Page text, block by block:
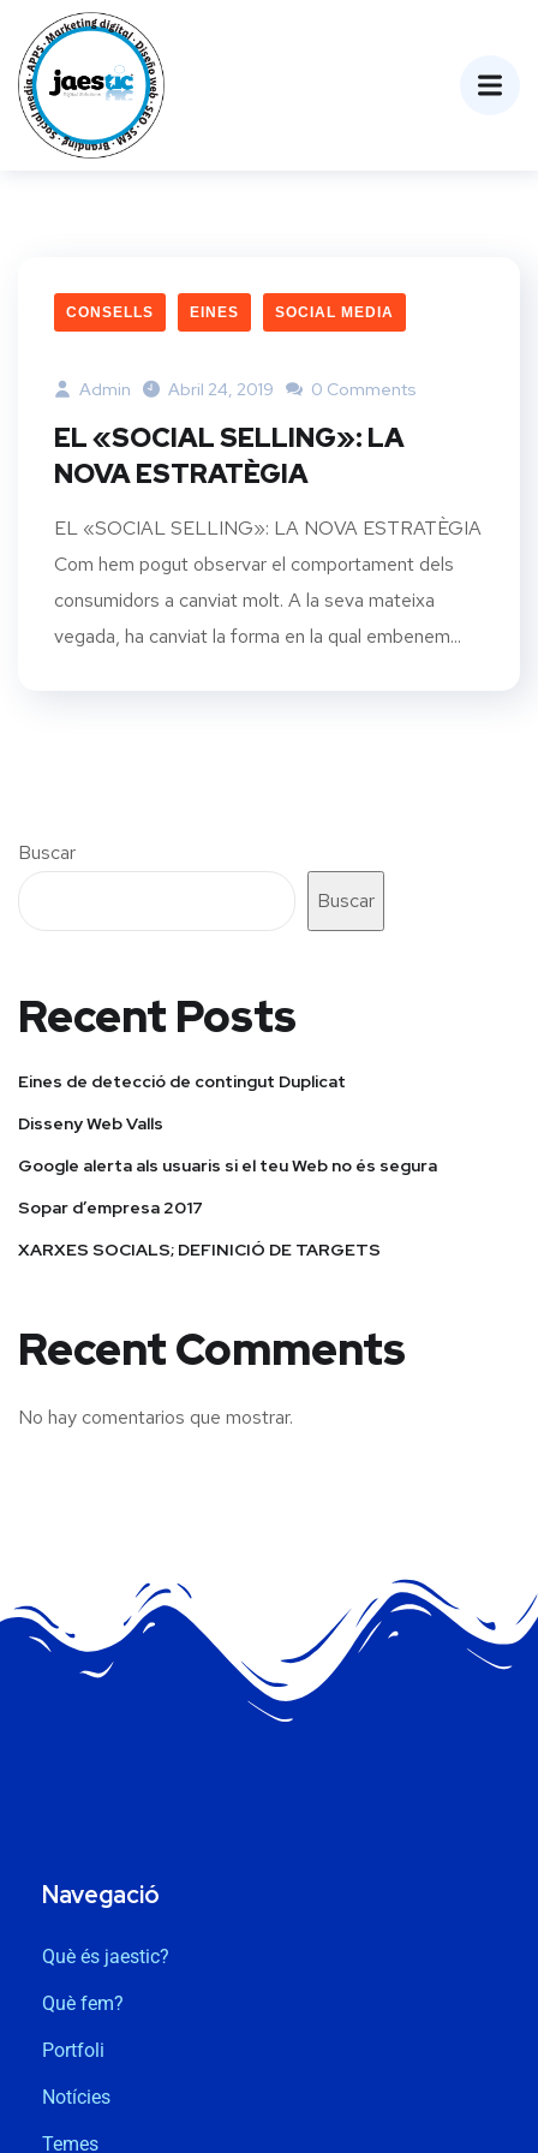
CONSELLS EINES SOCIAL MEDIA
Admin Abril 24, 2019 0 Comments
EL «SOCIAL SELLING»: LA
NOVA ESTRATÈGIA
EL «SOCIAL SELLING»: LA NOVA ESTRATÈGIA
Com hem pogut observar el comportament dels
consumidors a canviat molt. A la seva mateixa
vegada, ha canviat la forma en la qual embenem...
Buscar
Buscar
Recent Posts
Eines de detecció de contingut Duplicat
Disseny Web Valls
Google alerta als usuaris si el teu Web no és segura
Sopar d’empresa 2017
XARXES SOCIALS; DEFINICIÓ DE TARGETS
Recent Comments
No hay comentarios que mostrar.
Navegació
Què és jaestic?
Què fem?
Portfoli
Notícies
Temes